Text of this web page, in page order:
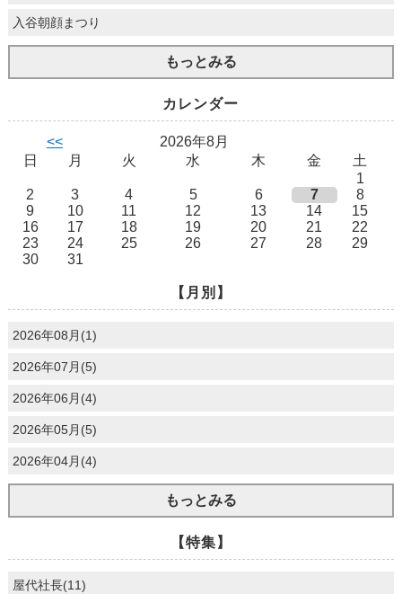
入谷朝顔まつり
もっとみる
カレンダー
<<
2026年8月
日
月 火 水 木 金
土
1
2
3 4 5 6 7
8
9
10 11 12 13 14
15
16
17 18 19 20 21
22
23
24 25 26 27 28
29
30
31
【月別】
2026年08月(1)
2026年07月(5)
2026年06月(4)
2026年05月(5)
2026年04月(4)
もっとみる
【特集】
屋代社長(11)